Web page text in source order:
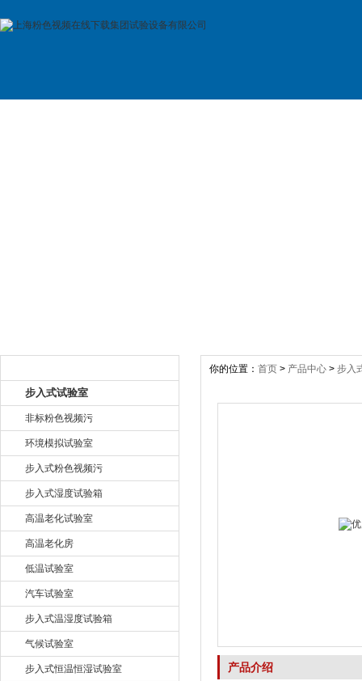
步入式试验室
非标粉色视频污
环境模拟试验室
步入式粉色视频污
步入式湿度试验箱
高温老化试验室
高温老化房
低温试验室
汽车试验室
步入式温湿度试验箱
气候试验室
步入式恒温恒湿试验室
你的位置： 首页 > 产品中心 > 步入
产品介绍